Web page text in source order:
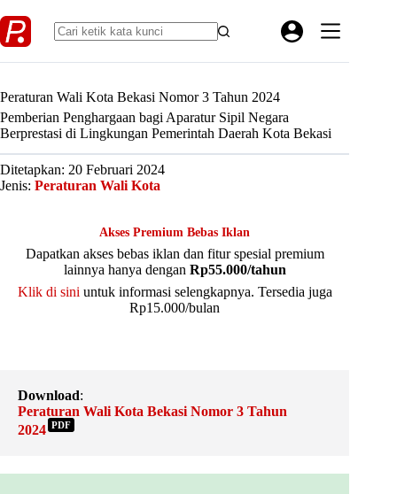
to
content
Peraturan Wali Kota Bekasi Nomor 3 Tahun 2024
Pemberian Penghargaan bagi Aparatur Sipil Negara
Berprestasi di Lingkungan Pemerintah Daerah Kota Bekasi
Ditetapkan: 20 Februari 2024
Jenis: Peraturan Wali Kota
Akses Premium Bebas Iklan
Dapatkan akses bebas iklan dan fitur spesial premium
lainnya hanya dengan Rp55.000/tahun
Klik di sini untuk informasi selengkapnya. Tersedia juga
Rp15.000/bulan
Download:
Peraturan Wali Kota Bekasi Nomor 3 Tahun
2024 PDF